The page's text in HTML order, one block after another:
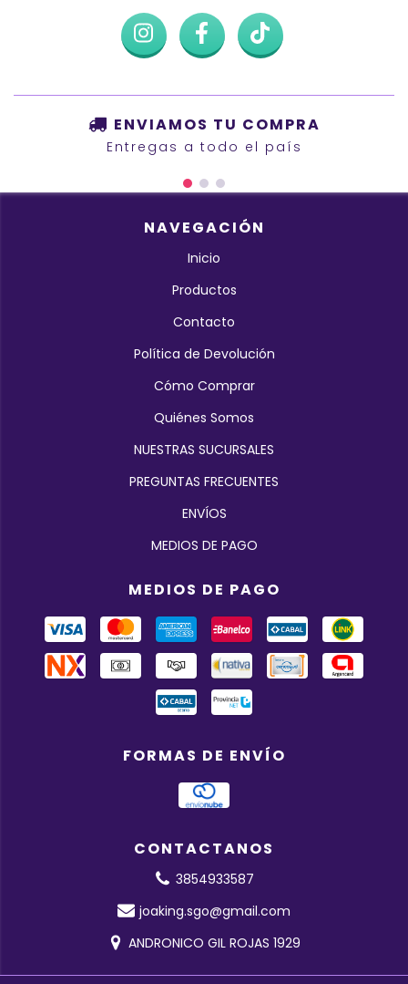
ENVIAMOS TU COMPRA
Entregas a todo el país
NAVEGACIÓN
Inicio
Productos
Contacto
Política de Devolución
Cómo Comprar
Quiénes Somos
NUESTRAS SUCURSALES
PREGUNTAS FRECUENTES
ENVÍOS
MEDIOS DE PAGO
MEDIOS DE PAGO
FORMAS DE ENVÍO
CONTACTANOS
3854933587
joaking.sgo@gmail.com
ANDRONICO GIL ROJAS 1929